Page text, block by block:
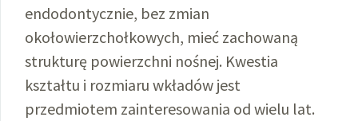
endodontycznie, bez zmian
okołowierzchołkowych, mieć zachowaną
strukturę powierzchni nośnej. Kwestia
kształtu i rozmiaru wkładów jest
przedmiotem zainteresowania od wielu lat.